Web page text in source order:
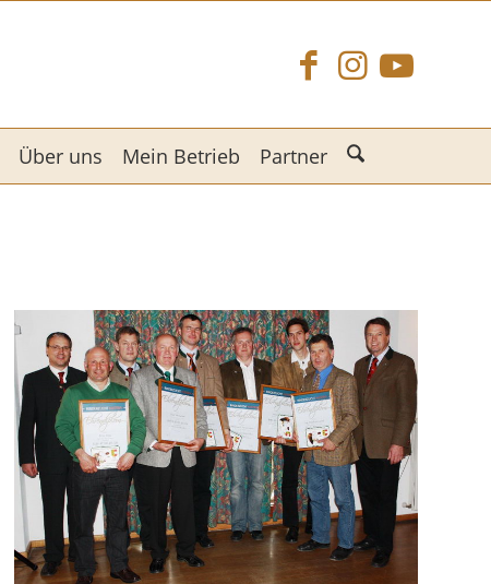
Über uns Mein Betrieb Partner